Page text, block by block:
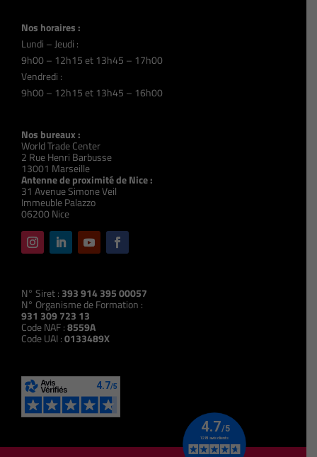
Nos horaires :
Lundi – Jeudi :
9h00 – 12h15 et 13h45 – 17h00
Vendredi :
9h00 – 12h15 et 13h45 – 16h00
Nos bureaux :
World Trade Center
2 Rue Henri Barbusse
13001 Marseille
Antenne de proximité de Nice :
31 Avenue Simone Veil
Immeuble Palazzo
06200 Nice
N° Siret : 393 914 395 00057
N° Organisme de Formation :
931 309 723 13
Code NAF :8559A
Code UAI :0133489X